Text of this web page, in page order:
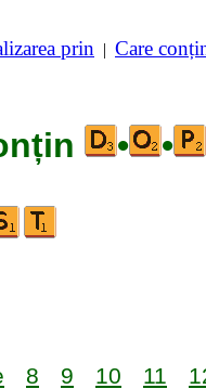
prin | Care
• •
8 9 10 11